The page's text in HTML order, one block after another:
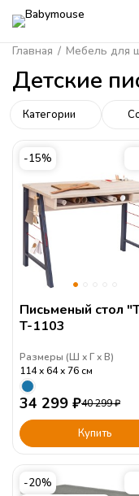
Главная / Мебель для
Детские
Категории
-15%
Письменый стол
T-1103
Размеры (Ш Г В)
114
64 76 см
34 299 ₽40 299₽
Купить
-20%